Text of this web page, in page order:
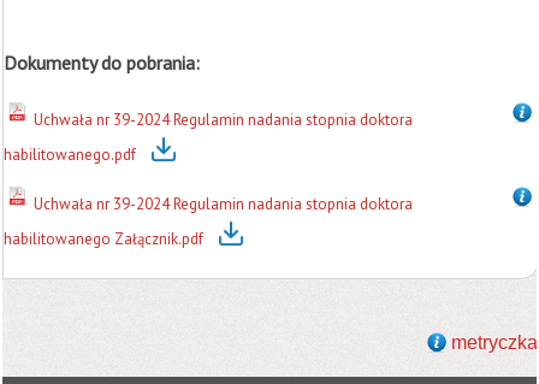
Dokumenty do pobrania:
Uchwała nr 39-2024 Regulamin nadania stopnia doktora
habilitowanego.pdf
Uchwała nr 39-2024 Regulamin nadania stopnia doktora
habilitowanego Załącznik.pdf
metryczka